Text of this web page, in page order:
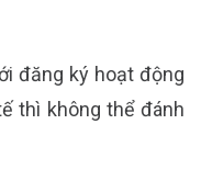
đăng ký hoạt động
thì không thể đánh